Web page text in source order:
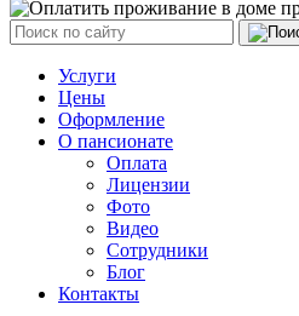
Услуги
Цены
Оформление
О пансионате
Оплата
Лицензии
Фото
Видео
Сотрудники
Блог
Контакты